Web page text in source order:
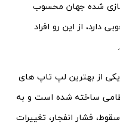
شده جهان محسوب
دارد، از این رو افراد
عنوان یکی از بهترین لپ تاپ های
نظامی ساخته شده است و به
فشار انفجار، تغییرات